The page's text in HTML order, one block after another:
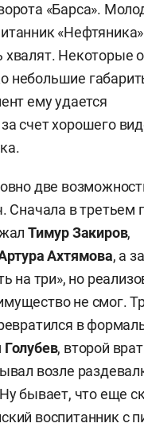
«Барса».
хвалят. Некоторые
небольшие
ему удается
счет хорошего
две
Сначала в третьем
Тимур Закиров,
Ахтямова, а
на три», но
не смог.
в
Голубев, второй
возле
бывает, что еще
воспитанник с